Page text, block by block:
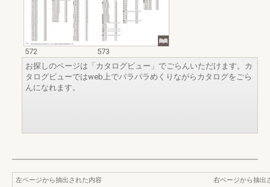
572
573
お探しのページは「カタログビュー」でごらんいただけます。カ
タログビューではweb上でパラパラめくりながらカタログをごら
んになれます。
左ページから抽出された内容
右ページから抽出